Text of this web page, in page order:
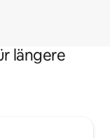
längere